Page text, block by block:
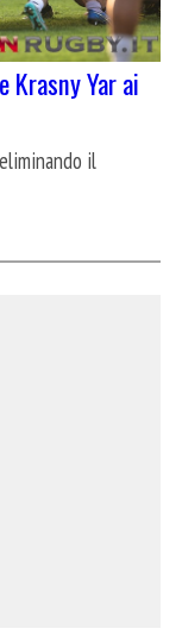
Yar ai
il